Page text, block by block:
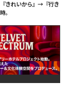
きれいから』→『行き
。